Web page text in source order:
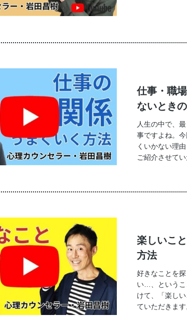
仕事・職
ないとき
人生の中で、
事ですよね。
くいかない理
ご紹介させてい
楽しいこ
方法
好きなことを
い…、というこ
けて、「楽し
ていただきます